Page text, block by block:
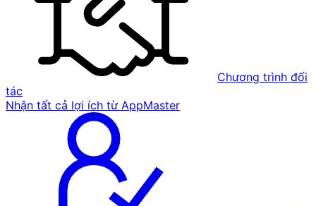
Chương trình đối
tác
Nhận tất cả lợi ích từ AppMaster